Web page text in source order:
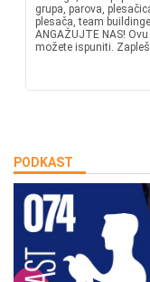
grupa, parova,
plesača, team
ANGAŽUJTE NAS!
možete ispuniti.
PODKAST